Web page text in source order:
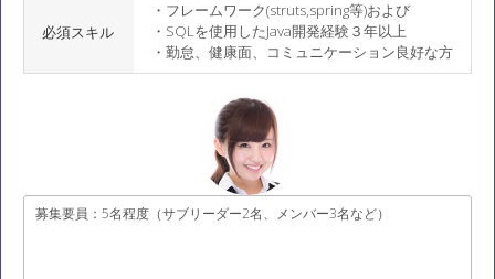
必須スキル
・フレームワーク(struts,spring等)および
・SQLを使用したJava開発経験３年以上
・勤怠、健康面、コミュニケーション良好な方
募集要員：5名程度（サブリーダー2名、メンバー3名など）